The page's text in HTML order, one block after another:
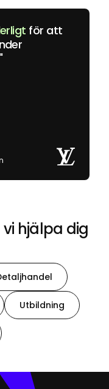
för att
hjälpa dig
Utbildning